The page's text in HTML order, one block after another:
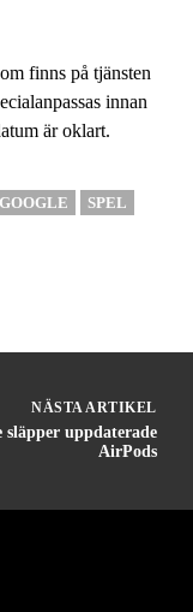
finns på tjänsten
innan
är oklart.
GOOGLE
SPEL
NÄSTA ARTIKEL
släpper uppdaterade
AirPods